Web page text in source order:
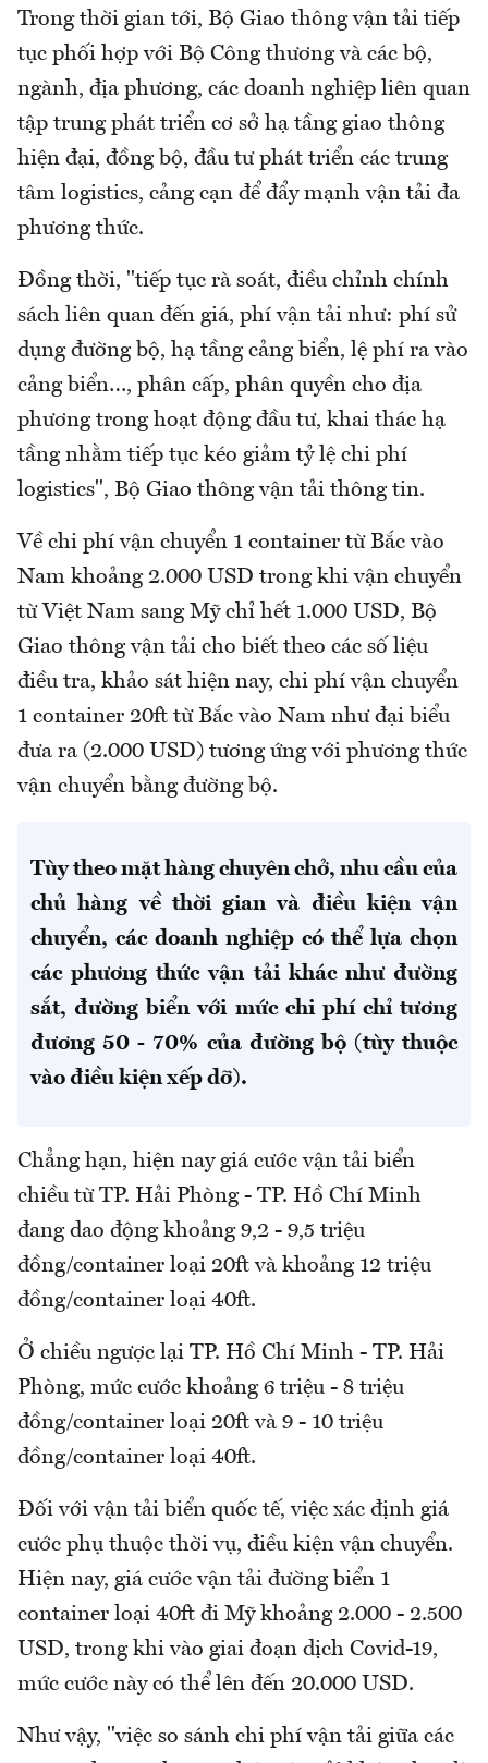
Trong thời gian tới, Bộ Giao thông vận tải tiếp
tục phối hợp với Bộ Công thương và các bộ,
ngành, địa phương, các doanh nghiệp liên quan
tập trung phát triển cơ sở hạ tầng giao thông
hiện đại, đồng bộ, đầu tư phát triển các trung
tâm logistics, cảng cạn để đẩy mạnh vận tải đa
phương thức.
Đồng thời, "tiếp tục rà soát, điều chỉnh chính
sách liên quan đến giá, phí vận tải như: phí sử
dụng đường bộ, hạ tầng cảng biển, lệ phí ra vào
cảng biển…, phân cấp, phân quyền cho địa
phương trong hoạt động đầu tư, khai thác hạ
tầng nhằm tiếp tục kéo giảm tỷ lệ chi phí
logistics", Bộ Giao thông vận tải thông tin.
Về chi phí vận chuyển 1 container từ Bắc vào
Nam khoảng 2.000 USD trong khi vận chuyển
từ Việt Nam sang Mỹ chỉ hết 1.000 USD, Bộ
Giao thông vận tải cho biết theo các số liệu
điều tra, khảo sát hiện nay, chi phí vận chuyển
1 container 20ft từ Bắc vào Nam như đại biểu
đưa ra (2.000 USD) tương ứng với phương thức
vận chuyển bằng đường bộ.
Tùy theo mặt hàng chuyên chở, nhu cầu của
chủ hàng về thời gian và điều kiện vận
chuyển, các doanh nghiệp có thể lựa chọn
các phương thức vận tải khác như đường
sắt, đường biển với mức chi phí chỉ tương
đương 50 - 70% của đường bộ (tùy thuộc
vào điều kiện xếp dỡ).
Chẳng hạn, hiện nay giá cước vận tải biển
chiều từ TP. Hải Phòng - TP. Hồ Chí Minh
đang dao động khoảng 9,2 - 9,5 triệu
đồng/container loại 20ft và khoảng 12 triệu
đồng/container loại 40ft.
Ở chiều ngược lại TP. Hồ Chí Minh - TP. Hải
Phòng, mức cước khoảng 6 triệu - 8 triệu
đồng/container loại 20ft và 9 - 10 triệu
đồng/container loại 40ft.
Đối với vận tải biển quốc tế, việc xác định giá
cước phụ thuộc thời vụ, điều kiện vận chuyển.
Hiện nay, giá cước vận tải đường biển 1
container loại 40ft đi Mỹ khoảng 2.000 - 2.500
USD, trong khi vào giai đoạn dịch Covid-19,
mức cước này có thể lên đến 20.000 USD.
Như vậy, "việc so sánh chi phí vận tải giữa các